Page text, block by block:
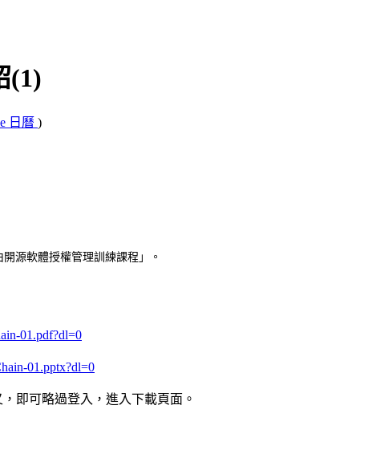
(1)
日曆 )
源軟體授權管理訓練課程」。
01.pdf?dl=0
01.pptx?dl=0
即可略過登入，進入下載頁面。